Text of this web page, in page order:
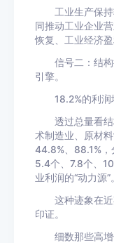
工业生产保持
同推动工业企业
恢复、工业经济
信号二：结构
引擎。
18.2%的利润
透过总量看结
术制造业、原材
44.8%、88.1%，
5.4个、7.8个、
业利润的“动力源”。
这种迹象在近期
印证。
细数那些高增